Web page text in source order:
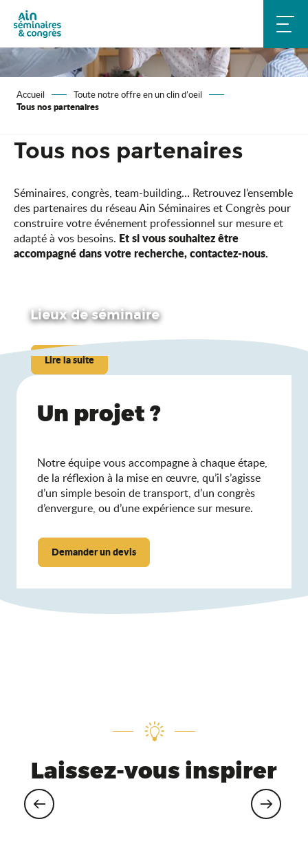
contenu
principal
Accueil Toute notre offre en un clin d’oeil
Tous nos partenaires
Tous nos partenaires
Séminaires, congrès, team-building… Retrouvez l’ensemble
des partenaires du réseau Ain Séminaires et Congrès pour
construire votre événement professionnel sur mesure et
adapté à vos besoins. Et si vous souhaitez être
accompagné dans votre recherche, contactez-nous.
Espace de réunion et réception La Plaine Tonique
Salle séminaire du Domaine de la Dombes
Les Cabanes du Domaine des Feuilles
Le Grand Hôtel du Domaine de Divonne
Château de la Gentille
Ambronay séminaires
La Parenthèse - l'Intermède Professionnel
BOOST CENTER - Centre Européen de Stages et de Séjours
Lieux de séminaire
Lire la suite
Un projet ?
Notre équipe vous accompagne à chaque étape,
de la réflexion à la mise en œuvre, qu’il s’agisse
d’un simple besoin de transport, d’un congrès
d’envergure, ou d’une expérience sur mesure.
Demander un devis
Laissez-vous inspirer
Séminaires en petit groupe